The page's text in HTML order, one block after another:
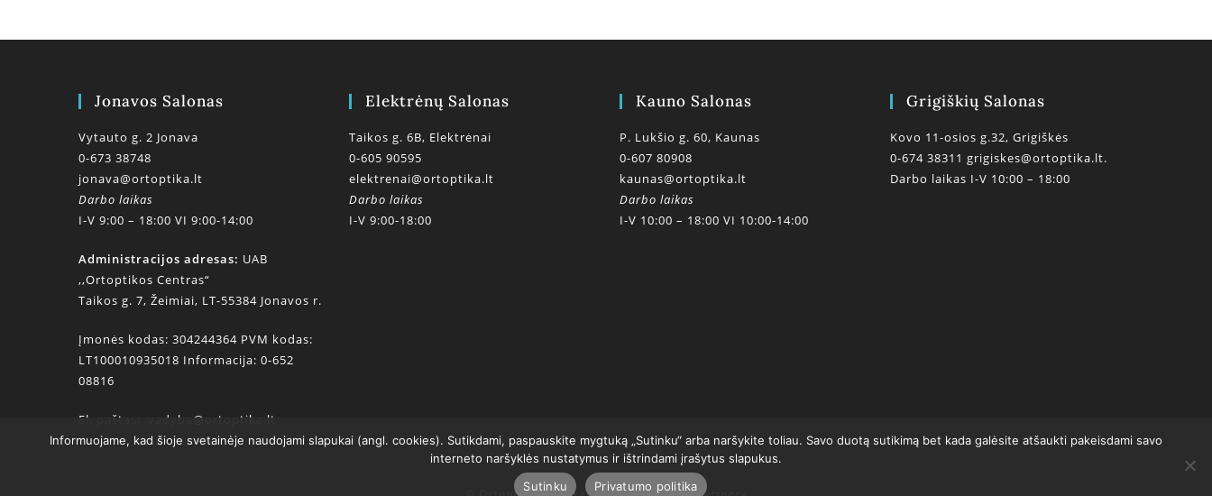
Jonavos Salonas
Vytauto g. 2 Jonava
0-673 38748
jonava@ortoptika.lt
Darbo laikas
I-V 9:00 – 18:00 VI 9:00-14:00
Administracijos adresas: UAB
,,Ortoptikos Centras“
Taikos g. 7, Žeimiai, LT-55384 Jonavos r.
Įmonės kodas: 304244364 PVM kodas:
LT100010935018 Informacija: 0-652
08816
El. paštas: vadyba@ortoptika.lt
Elektrėnų Salonas
Taikos g. 6B, Elektrėnai
0-605 90595
elektrenai@ortoptika.lt
Darbo laikas
I-V 9:00-18:00
Kauno Salonas
P. Lukšio g. 60, Kaunas
0-607 80908
kaunas@ortoptika.lt
Darbo laikas
I-V 10:00 – 18:00 VI 10:00-14:00
Grigiškių Salonas
Kovo 11-osios g.32, Grigiškės
0-674 38311 grigiskes@ortoptika.lt.
Darbo laikas I-V 10:00 – 18:00
Informuojame, kad šioje svetainėje naudojami slapukai (angl. cookies). Sutikdami, paspauskite mygtuką „Sutinku“ arba naršykite toliau. Savo duotą sutikimą bet kada galėsite atšaukti pakeisdami savo
interneto naršyklės nustatymus ir ištrindami įrašytus slapukus.
Sutinku
Privatumo politika